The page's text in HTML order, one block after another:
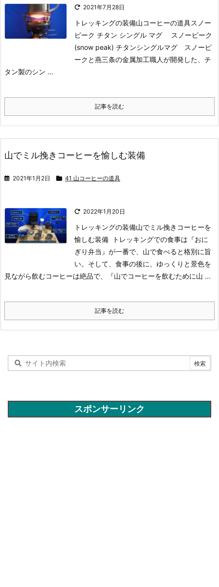
2021年7月28日
トレッキングの装備山コーヒーの道具スノー
ピーク チタン シングル マグ
スノーピーク
(snow peak) チタンシングルマグ スノーピ
ークと燕三条の金属加工職人が開発した、チ
タン製のシン ...
記事を読む
山でミル挽きコーヒーを愉しむ装備
2021年1月2日 41 山コーヒーの道具
2022年1月20日
トレッキングの装備山でミル挽きコーヒーを
愉しむ装備 トレッキングでの食事は『おに
ぎり弁当』が一番で、山で食べると格別に旨
い。そして、食事の後に、ゆっくりと景色を
見ながら飲むコーヒーは絶品で、『山でコーヒーを飲むために山 ...
記事を読む
スポンサーリンク